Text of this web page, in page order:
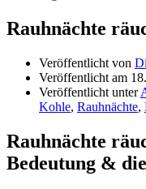
Rauhnächte
Veröffentlicht von
Veröffentlicht am
Veröffentlicht unter
Kohle, Rauhnächte,
Rauhnächte
Bedeutung &